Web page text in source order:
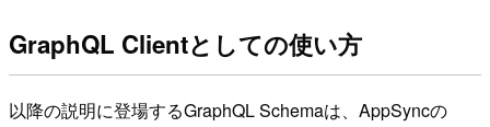
GraphQL Clientとしての使い方
以降の説明に登場するGraphQL Schemaは、AppSyncの